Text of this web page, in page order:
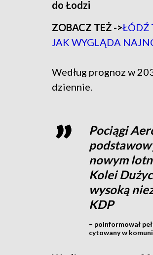
do Łodzi
ZOBACZ TEŻ ->ŁÓDŹ
JAK WYGLĄDA
Według prognoz w
dziennie.
Pociągi
nowym
Kolei
wysoką
KDP
– poinformował
cytowany w